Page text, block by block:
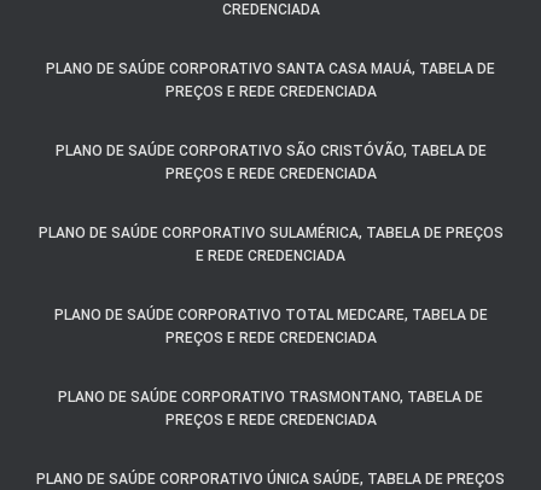
CREDENCIADA
PLANO DE SAÚDE CORPORATIVO SANTA CASA MAUÁ, TABELA DE
PREÇOS E REDE CREDENCIADA
PLANO DE SAÚDE CORPORATIVO SÃO CRISTÓVÃO, TABELA DE
PREÇOS E REDE CREDENCIADA
PLANO DE SAÚDE CORPORATIVO SULAMÉRICA, TABELA DE PREÇOS
E REDE CREDENCIADA
PLANO DE SAÚDE CORPORATIVO TOTAL MEDCARE, TABELA DE
PREÇOS E REDE CREDENCIADA
PLANO DE SAÚDE CORPORATIVO TRASMONTANO, TABELA DE
PREÇOS E REDE CREDENCIADA
PLANO DE SAÚDE CORPORATIVO ÚNICA SAÚDE, TABELA DE PREÇOS